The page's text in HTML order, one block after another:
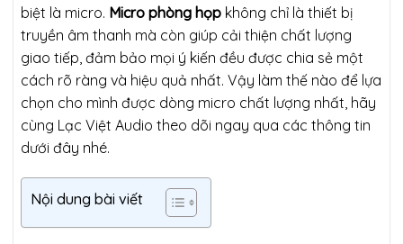
biệt là micro. Micro phòng họp không chỉ là thiết bị
truyền âm thanh mà còn giúp cải thiện chất lượng
giao tiếp, đảm bảo mọi ý kiến đều được chia sẻ một
cách rõ ràng và hiệu quả nhất. Vậy làm thế nào để lựa
chọn cho mình được dòng micro chất lượng nhất, hãy
cùng Lạc Việt Audio theo dõi ngay qua các thông tin
dưới đây nhé.
Nội dung bài viết